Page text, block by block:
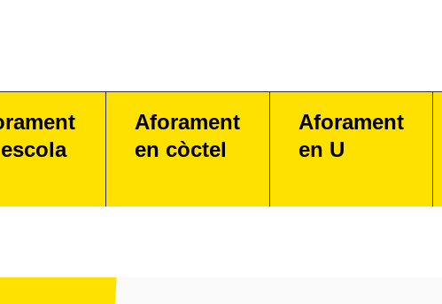
Aforament
en còctel
Aforament
en U